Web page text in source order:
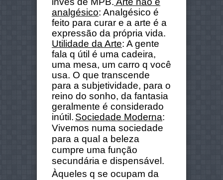
analgésico: Analgésico é
feito para curar e a arte é a
expressão da própria vida.
Utilidade da Arte: A gente
fala q útil é uma cadeira,
uma mesa, um carro q você
usa. O que transcende
para a subjetividade, para o
reino do sonho, da fantasia
geralmente é considerado
inútil. Sociedade Moderna:
Vivemos numa sociedade
para a qual a beleza
cumpre uma função
secundária e dispensável.
Àqueles q se ocupam da